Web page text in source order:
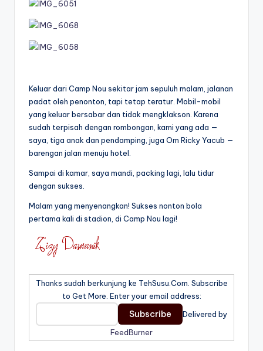
Keluar dari Camp Nou sekitar jam sepuluh malam, jalanan
padat oleh penonton, tapi tetap teratur. Mobil-mobil
yang keluar bersabar dan tidak mengklakson. Karena
sudah terpisah dengan rombongan, kami yang ada —
saya, tiga anak dan pendamping, juga Om Ricky Yacub —
barengan jalan menuju hotel.
Sampai di kamar, saya mandi, packing lagi, lalu tidur
dengan sukses.
Malam yang menyenangkan! Sukses nonton bola
pertama kali di stadion, di Camp Nou lagi!
Thanks sudah berkunjung ke TehSusu.Com. Subscribe
to Get More. Enter your email address:
Delivered by
FeedBurner